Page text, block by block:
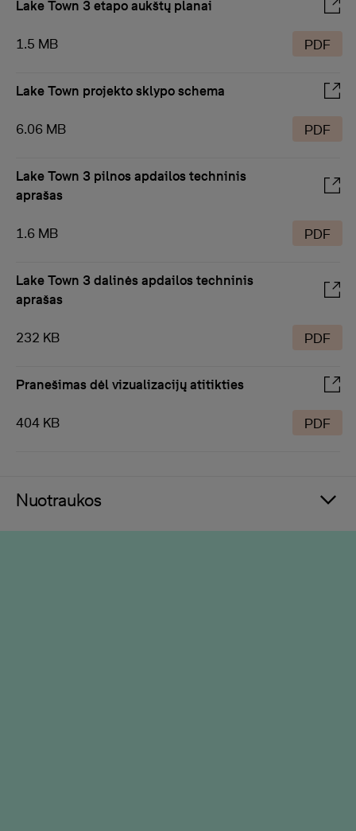
Lake Town 3 etapo aukštų planai
1.5 MB PDF
Lake Town projekto sklypo schema
6.06 MB PDF
Lake Town 3 pilnos apdailos techninis
aprašas
1.6 MB PDF
Lake Town 3 dalinės apdailos techninis
aprašas
232 KB PDF
Pranešimas dėl vizualizacijų atitikties
404 KB PDF
Nuotraukos